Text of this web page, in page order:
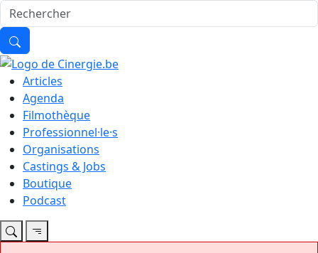
Articles
Agenda
Filmothèque
Professionnel·le·s
Organisations
Castings & Jobs
Boutique
Podcast